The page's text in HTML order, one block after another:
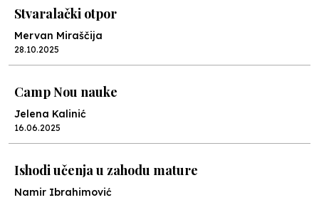
Stvaralački otpor
Mervan Miraščija
28.10.2025
Camp Nou nauke
Jelena Kalinić
16.06.2025
Ishodi učenja u zahodu mature
Namir Ibrahimović